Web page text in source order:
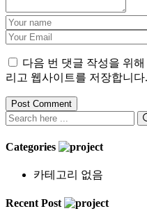
다음 번 댓글 작성을 위
리고 웹사이트를 저장합니다.
Categories
카테고리 없음
Recent Post